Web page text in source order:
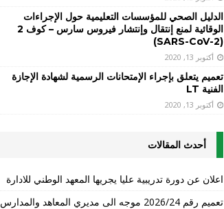
الدليل الصحي للمؤسسات التعليمية حول الإجراءات
الوقائية لمنع إنتقال وإنتشار فيروس سارس – كوف 2
(SARS-CoV-2)
أكتوبر 13, 2020
تعميم يتعلق بإجراء الإمتحانات الرسمية لشهادة الإجازة
الفنية LT
أكتوبر 13, 2020
أحدث المقالات
اعلان عن دورة تدريبية عليا يجريها المعهد الوطني للادارة
تعميم رقم 2026/24 موجه الى مديري المعاهد والمدارس